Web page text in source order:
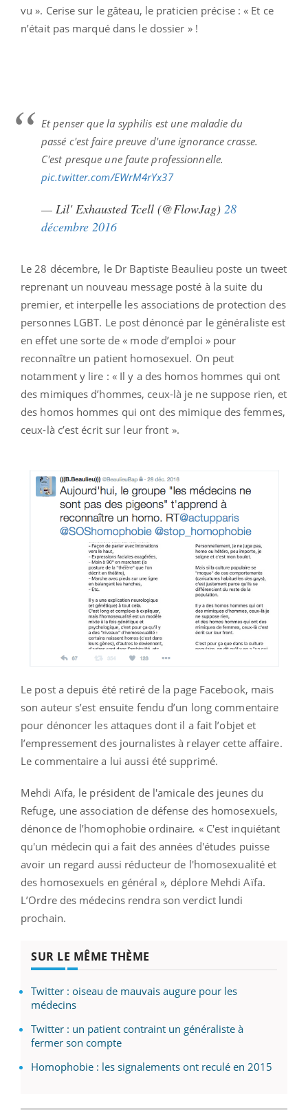
vu ». Cerise sur le gâteau, le praticien précise : « Et ce
n’était pas marqué dans le dossier » !
Et penser que la syphilis est une maladie du
passé c'est faire preuve d'une ignorance crasse.
C'est presque une faute professionnelle.
pic.twitter.com/EWrM4rYx37
— Lil' Exhausted Tcell (@FlowJag) 28
décembre 2016
Le 28 décembre, le Dr Baptiste Beaulieu poste un tweet
reprenant un nouveau message posté à la suite du
premier, et interpelle les associations de protection des
personnes LGBT. Le post dénoncé par le généraliste est
en effet une sorte de « mode d’emploi » pour
reconnaître un patient homosexuel. On peut
notamment y lire : « Il y a des homos hommes qui ont
des mimiques d’hommes, ceux-là je ne suppose rien, et
des homos hommes qui ont des mimique des femmes,
ceux-là c’est écrit sur leur front ».
Le post a depuis été retiré de la page Facebook, mais
son auteur s’est ensuite fendu d’un long commentaire
pour dénoncer les attaques dont il a fait l’objet et
l’empressement des journalistes à relayer cette affaire.
Le commentaire a lui aussi été supprimé.
Mehdi Aïfa, le président de l'amicale des jeunes du
Refuge, une association de défense des homosexuels,
dénonce de l’homophobie ordinaire. « C'est inquiétant
qu'un médecin qui a fait des années d'études puisse
avoir un regard aussi réducteur de l'homosexualité et
des homosexuels en général », déplore Mehdi Aïfa.
L’Ordre des médecins rendra son verdict lundi
prochain.
SUR LE MÊME THÈME
Twitter : oiseau de mauvais augure pour les
médecins
Twitter : un patient contraint un généraliste à
fermer son compte
Homophobie : les signalements ont reculé en 2015